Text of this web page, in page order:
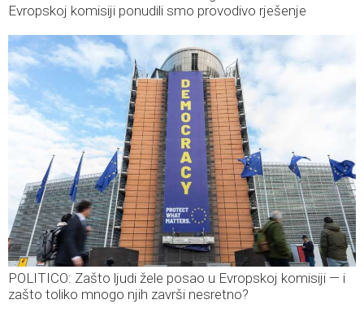
Evropskoj komisiji ponudili smo provodivo rješenje
POLITICO: Zašto ljudi žele posao u Evropskoj komisiji — i
zašto toliko mnogo njih završi nesretno?